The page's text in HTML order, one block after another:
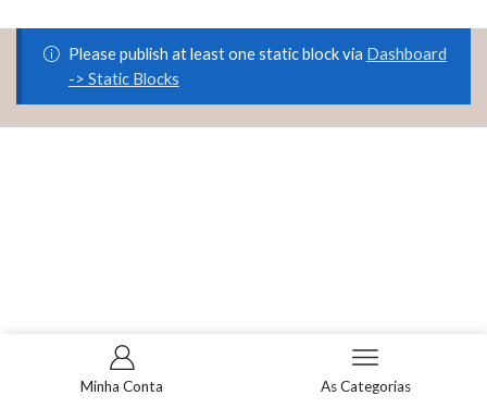
Unha
Elétrica
110v-
Please publish at least one static block via Dashboard
-> Static Blocks
Minha Conta As Categorias